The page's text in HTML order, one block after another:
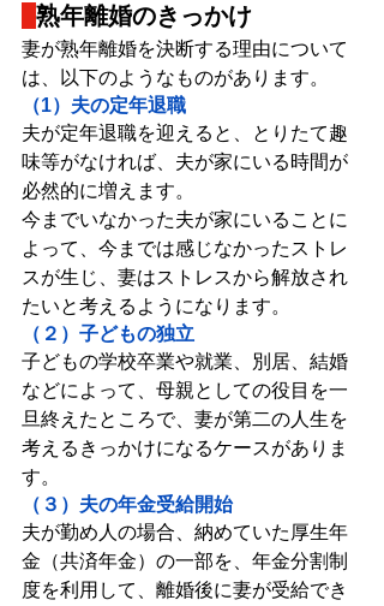
熟年離婚のきっかけ
妻が熟年離婚を決断する理由について
は、以下のようなものがあります。
（1）夫の定年退職
夫が定年退職を迎えると、とりたて趣
味等がなければ、夫が家にいる時間が
必然的に増えます。
今までいなかった夫が家にいることに
よって、今までは感じなかったストレ
スが生じ、妻はストレスから解放され
たいと考えるようになります。
（２）子どもの独立
子どもの学校卒業や就業、別居、結婚
などによって、母親としての役目を一
旦終えたところで、妻が第二の人生を
考えるきっかけになるケースがありま
す。
（３）夫の年金受給開始
夫が勤め人の場合、納めていた厚生年
金（共済年金）の一部を、年金分割制
度を利用して、離婚後に妻が受給でき